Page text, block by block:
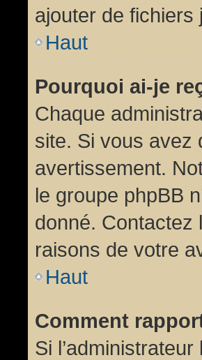
ajouter de fichiers
Haut
Pourquoi ai-je
Chaque
site. Si vous avez
avertissement.
le groupe phpBB
donné. Contactez
raisons de votre
Haut
Comment
Si